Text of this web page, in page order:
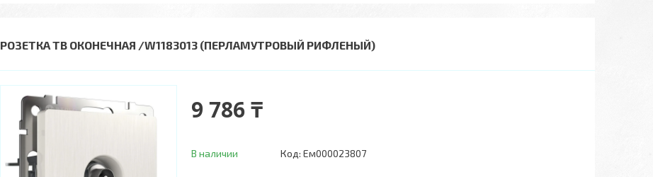
РОЗЕТКА ТВ ОКОНЕЧНАЯ /W1183013 (ПЕРЛАМУТРОВЫЙ РИФЛЕНЫЙ)
9 786 ₸
В наличии Код: Ем000023807